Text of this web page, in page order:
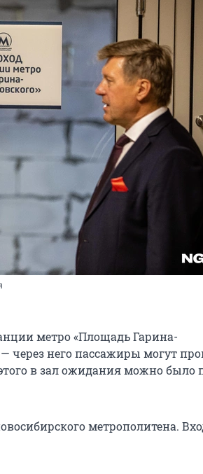
метро «Площадь Гарина-
через него пассажиры могут
в зал ожидания можно было
метрополитена.